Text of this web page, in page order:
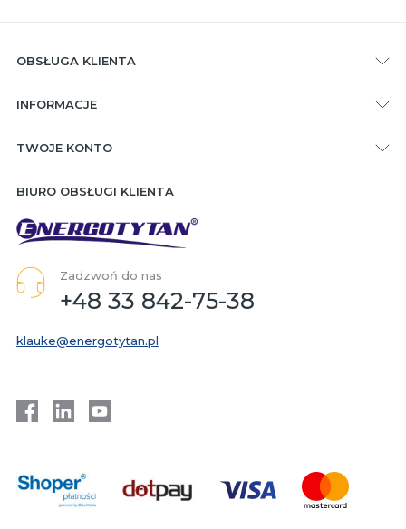
OBSŁUGA KLIENTA
INFORMACJE
TWOJE KONTO
BIURO OBSŁUGI KLIENTA
Zadzwoń do nas
+48 33 842-75-38
klauke@energotytan.pl